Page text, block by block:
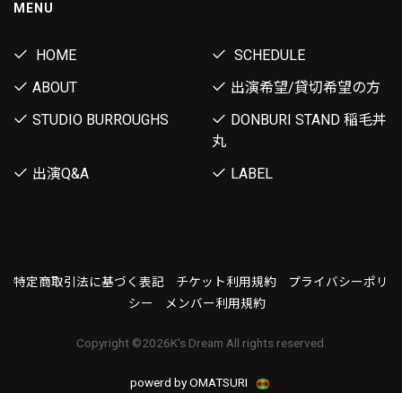
MENU
HOME
SCHEDULE
ABOUT
出演希望/貸切希望の方
STUDIO BURROUGHS
DONBURI STAND 稲毛丼
丸
出演Q&A
LABEL
特定商取引法に基づく表記 チケット利用規約
プライバシーポリ
シー
メンバー利用規約
Copyright ©2026K's Dream All rights reserved.
powerd by OMATSURI